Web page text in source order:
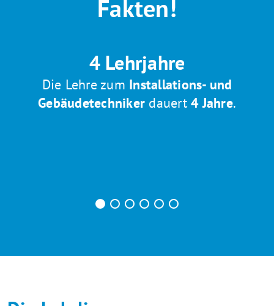
Fakten!
4 Lehrjahre
Die Lehre zum Installations- und
Gebäudetechniker dauert4 Jahre.